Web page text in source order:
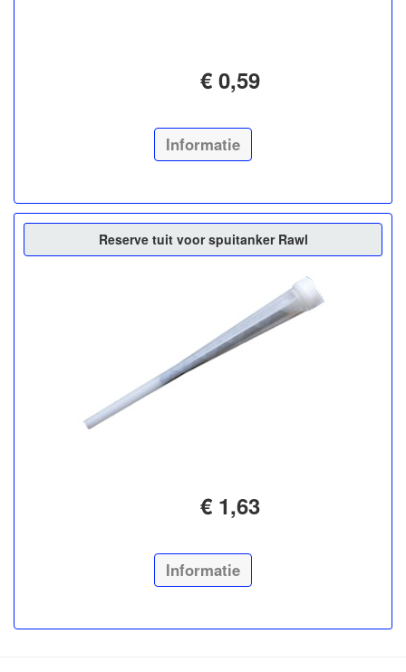
€ 0,59
Informatie
Reserve tuit voor spuitanker Rawl
€ 1,63
Informatie